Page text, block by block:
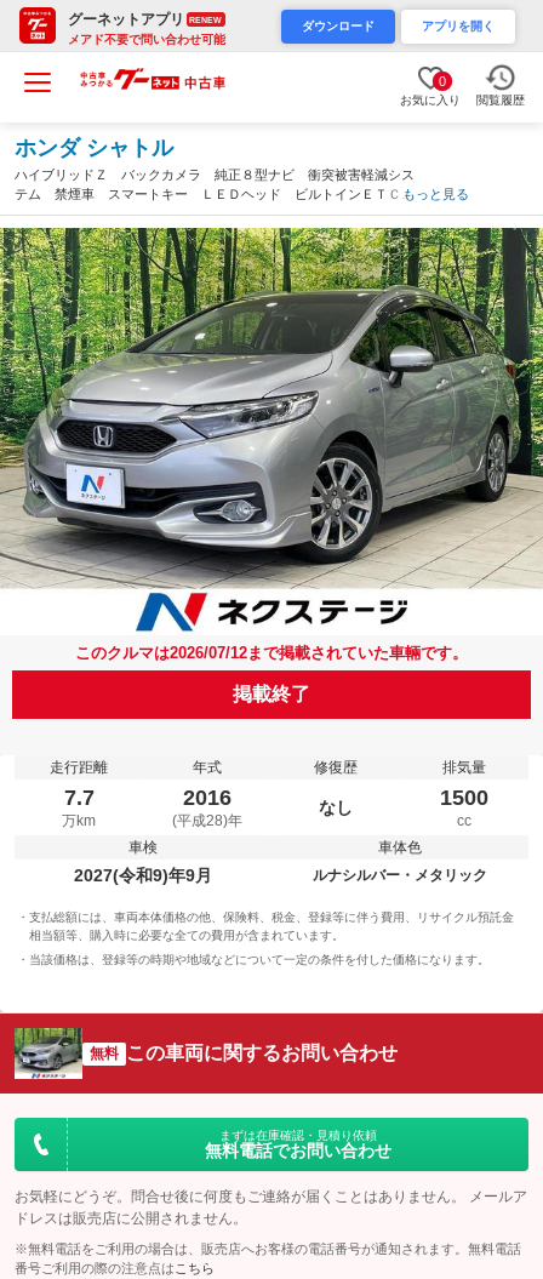
グーネットアプリ RENEW
メアド不要で問い合わせ可能
ダウンロード アプリを開く
0
お気に入り 閲覧履歴
ホンダ シャトル
ハイブリッドＺ バックカメラ 純正８型ナビ 衝突被害軽減シス
テム 禁煙車 スマートキー ＬＥＤヘッド ビルトインＥＴＣ
クルコン オートライト デュアルエアコン Ｂｌｕｅｔｏｏｔ
ｈ ＣＤ ＤＶＤ再生 フルセグ（宮崎県）
もっと見る
このクルマは2026/07/12まで掲載されていた車輛です。
掲載終了
走行距離
7.7
万km
年式
2016
(平成28)年
修復歴
なし
排気量
1500
cc
車検
2027(令和9)年9月
車体色
ルナシルバー・メタリック
支払総額には、車両本体価格の他、保険料、税金、登録等に伴う費用、リサイクル預託金
相当額等、購入時に必要な全ての費用が含まれています。
当該価格は、登録等の時期や地域などについて一定の条件を付した価格になります。
無料 この車両に関するお問い合わせ
まずは在庫確認・見積り依頼
無料電話でお問い合わせ
お気軽にどうぞ。問合せ後に何度もご連絡が届くことはありません。 メールア
ドレスは販売店に公開されません。
※無料電話をご利用の場合は、販売店へお客様の電話番号が通知されます。無料電話
番号ご利用の際の注意点は こちら